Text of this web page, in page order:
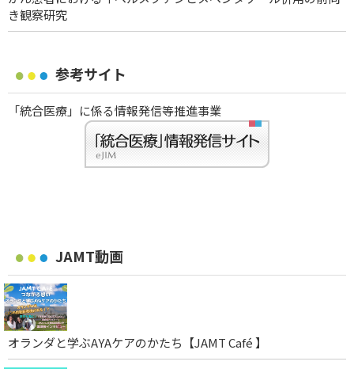
き観察研究
参考サイト
「統合医療」に係る情報発信等推進事業
JAMT動画
オランダと学ぶAYAケアのかたち【JAMT Café 】